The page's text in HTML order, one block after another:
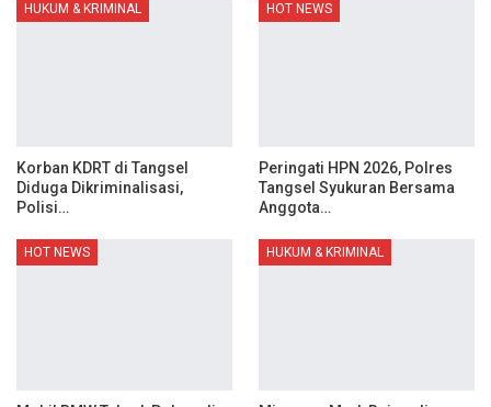
HUKUM & KRIMINAL
Korban KDRT di Tangsel
Diduga Dikriminalisasi,
Polisi…
HOT NEWS
Peringati HPN 2026, Polres
Tangsel Syukuran Bersama
Anggota…
HOT NEWS HUKUM & KRIMINAL